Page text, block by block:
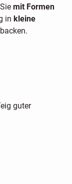
mit Formen
in kleine
guter